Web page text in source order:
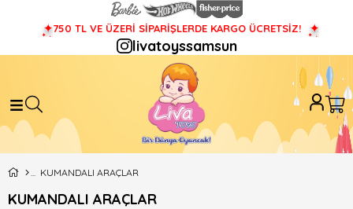
750 TL VE ÜZERİ SİPARİŞLERDE KARGO ÜCRETSİZ!
livatoyssamsun
KUMANDALI ARAÇLAR
KUMANDALI ARAÇLAR